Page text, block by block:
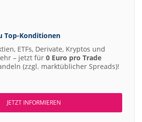
Top-Konditionen
ETFs, Derivate, Kryptos und
– jetzt für 0 Euro pro Trade
(zzgl. marktüblicher Spreads)!
JETZT INFORMIEREN